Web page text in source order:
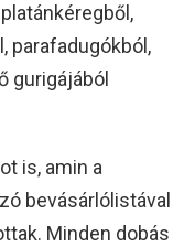
parafadugókból,
gurigájából
is, amin a
bevásárlólistával
Minden dobás